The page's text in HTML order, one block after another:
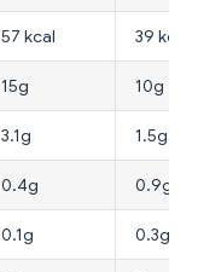
57 kcal 39 kcal
15g 10g
3.1g 1.5g
0.4g 0.9g
0.1g 0.3g